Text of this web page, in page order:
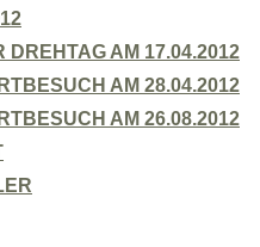
DREHTAG AM 17.04.2012
AM 28.04.2012
AM 26.08.2012